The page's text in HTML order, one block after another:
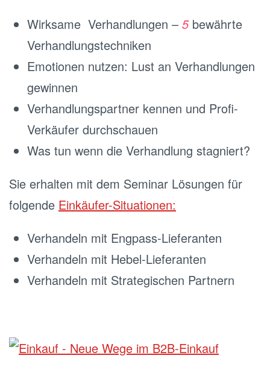
Wirksame Verhandlungen – 5bewährte
Verhandlungstechniken
Emotionen nutzen: Lust an Verhandlungen
gewinnen
Verhandlungspartner kennen und Profi-
Verkäufer durchschauen
Was tun wenn die Verhandlung stagniert?
Sie erhalten mit dem Seminar Lösungen für
folgende Einkäufer-Situationen:
Verhandeln mit Engpass-Lieferanten
Verhandeln mit Hebel-Lieferanten
Verhandeln mit Strategischen Partnern